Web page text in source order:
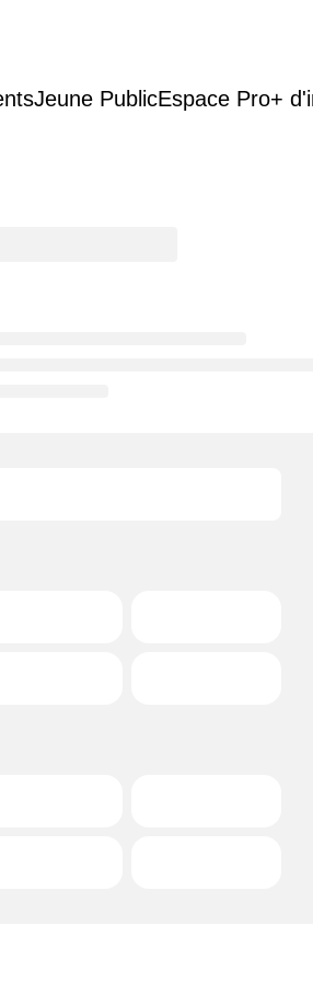
Jeune PublicEspace Pro+